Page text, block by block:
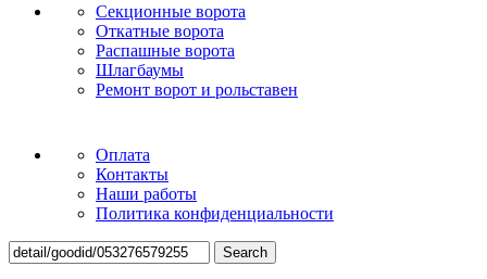
Секционные ворота
Откатные ворота
Распашные ворота
Шлагбаумы
Ремонт ворот и рольставен
Оплата
Контакты
Наши работы
Политика конфиденциальности
Search